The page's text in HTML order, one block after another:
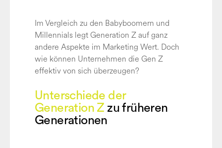
Im Vergleich zu den Babyboomern und
Millennials legt Generation Z auf ganz
andere Aspekte im Marketing Wert. Doch
wie können Unternehmen die Gen Z
effektiv von sich überzeugen?
Unterschiede der
Generation Z zu früheren
Generationen